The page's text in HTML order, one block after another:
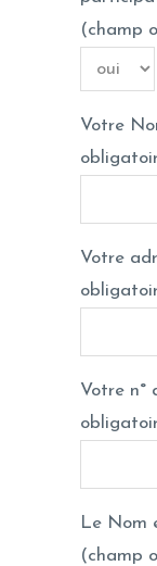
(champ
Votre
Votre
Votre n°
Le Nom
(champ